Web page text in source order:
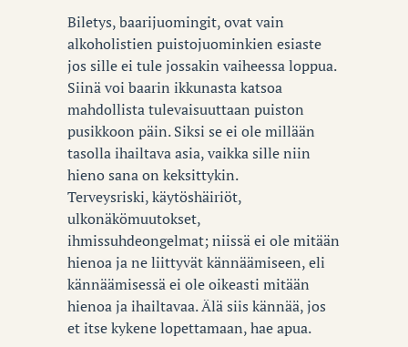
Biletys, baarijuomingit, ovat vain
alkoholistien puistojuominkien esiaste
jos sille ei tule jossakin vaiheessa loppua.
Siinä voi baarin ikkunasta katsoa
mahdollista tulevaisuuttaan puiston
pusikkoon päin. Siksi se ei ole millään
tasolla ihailtava asia, vaikka sille niin
hieno sana on keksittykin.
Terveysriski, käytöshäiriöt,
ulkonäkömuutokset,
ihmissuhdeongelmat; niissä ei ole mitään
hienoa ja ne liittyvät kännäämiseen, eli
kännäämisessä ei ole oikeasti mitään
hienoa ja ihailtavaa. Älä siis kännää, jos
et itse kykene lopettamaan, hae apua.